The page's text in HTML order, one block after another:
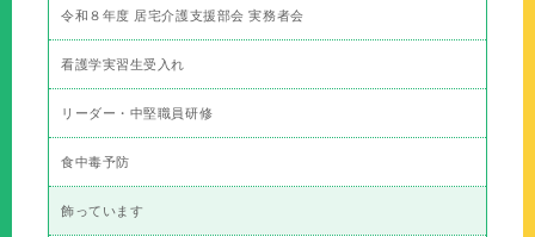
令和８年度 居宅介護支援部会 実務者会
看護学実習生受入れ
リーダー・中堅職員研修
食中毒予防
飾っています